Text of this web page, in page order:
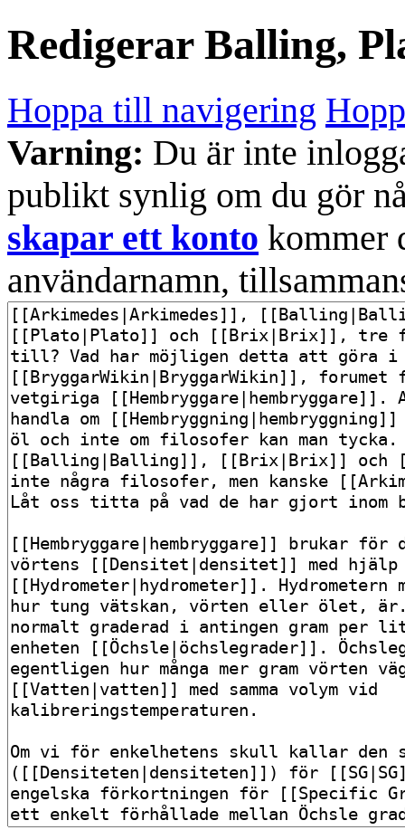
Redigerar Balling,
Hoppa till navigering
Varning: Du är inte
publikt synlig om du gör
skapar ett konto kommer
användarnamn,